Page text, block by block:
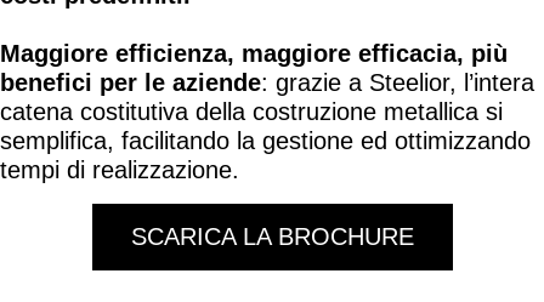
Maggiore efficienza, maggiore efficacia, più
benefici per le aziende: grazie a Steelior, l’intera
catena costitutiva della costruzione metallica si
semplifica, facilitando la gestione ed ottimizzando
tempi di realizzazione.
SCARICA LA BROCHURE